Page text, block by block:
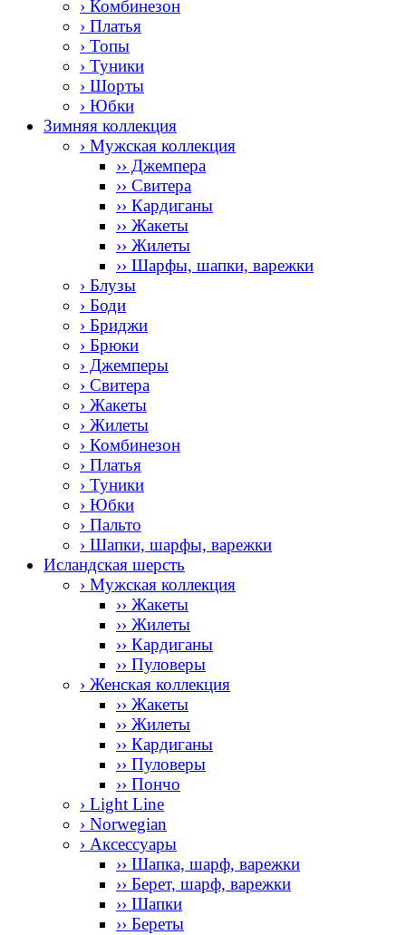
› Комбинезон
› Платья
› Топы
› Туники
› Шорты
› Юбки
Зимняя коллекция
› Мужская коллекция
›› Джемпера
›› Свитера
›› Кардиганы
›› Жакеты
›› Жилеты
›› Шарфы, шапки, варежки
› Блузы
› Боди
› Бриджи
› Брюки
› Джемперы
› Свитера
› Жакеты
› Жилеты
› Комбинезон
› Платья
› Туники
› Юбки
› Пальто
› Шапки, шарфы, варежки
Исландская шерсть
› Мужская коллекция
›› Жакеты
›› Жилеты
›› Кардиганы
›› Пуловеры
› Женская коллекция
›› Жакеты
›› Жилеты
›› Кардиганы
›› Пуловеры
›› Пончо
› Light Line
› Norwegian
› Аксессуары
›› Шапка, шарф, варежки
›› Берет, шарф, варежки
›› Шапки
›› Береты